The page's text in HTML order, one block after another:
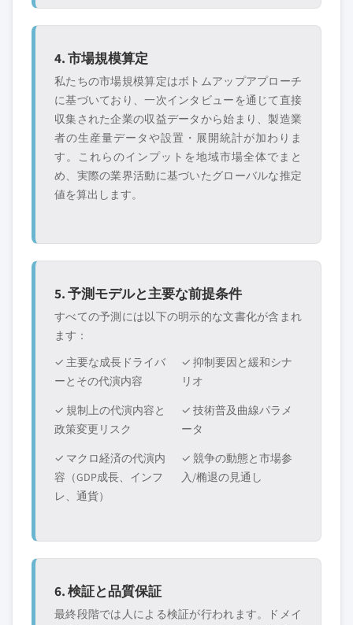
4. 市場規模算定
私たちの市場規模算定はボトムアップアプローチ
に基づいており、一次インタビューを通じて直接
収集された企業の収益データから始まり、製造業
者の生産量データや設置・展開統計が加わりま
す。これらのインプットを地域市場全体でまと
め、実際の業界活動に基づいたグローバルな推定
値を算出します。
5. 予測モデルと主要な前提条件
すべての予測には以下の明示的な文書化が含まれ
ます：
✓ 主要な成長ドライバ
ーとその代演内容
✓ 抑制要因と緩和シナ
リオ
✓ 規制上の代演内容と
政策変更リスク
✓ 技術普及曲線パラメ
ータ
✓ マクロ経済の代演内
容（GDP成長、インフ
レ、通貨）
✓ 競争の動態と市場参
入/椭退の見通し
6. 検証と品質保証
最終段階では人による検証が行われます。ドメイ